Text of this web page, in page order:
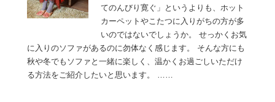
てのんびり寛ぐ」というよりも、ホット
カーペットやこたつに入りがちの方が多
いのではないでしょうか。 せっかくお気
に入りのソファがあるのに勿体なく感じます。 そんな方にも
秋や冬でもソファと一緒に楽しく、温かくお過ごしいただけ
る方法をご紹介したいと思います。 ……